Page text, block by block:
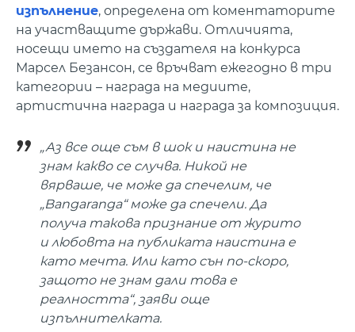
изпълнение, определена от коментаторите
на участващите държави. Отличията,
носещи името на създателя на конкурса
Марсел Безансон, се връчват ежегодно в три
категории – награда на медиите,
артистична награда и награда за композиция.
„Аз все още съм в шок и наистина не
знам какво се случва. Никой не
вярваше, че може да спечелим, че
„Bangaranga“ може да спечели. Да
получа такова признание от журито
и любовта на публиката наистина е
като мечта. Или като сън по-скоро,
защото не знам дали това е
реалността“, заяви още
изпълнителката.